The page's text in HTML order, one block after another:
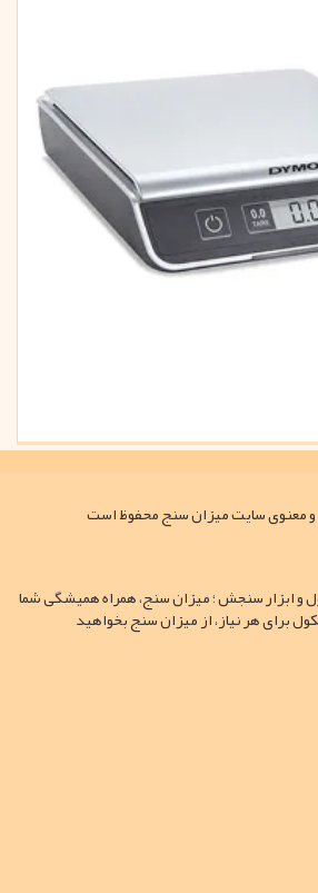
و ابزار سنجش ؛ میزان سنج، همراه همیشگی شما
برای هر نیاز، از میزان سنج بخواهید